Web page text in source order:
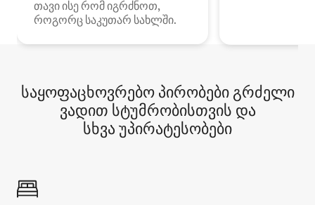
თავი ისე რომ იგრძნოთ,
როგორც საკუთარ სახლში.
საყოფაცხოვრებო პირობები გრძელი
ვადით სტუმრობისთვის და
სხვა უპირატესობები